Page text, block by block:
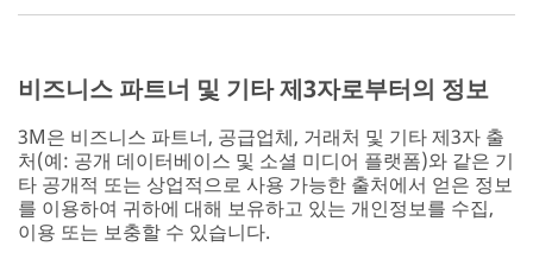
비즈니스 파트너 및 기타 제3자로부터의 정보
3M은 비즈니스 파트너, 공급업체, 거래처 및 기타 제3자 출
처(예: 공개 데이터베이스 및 소셜 미디어 플랫폼)와 같은 기
타 공개적 또는 상업적으로 사용 가능한 출처에서 얻은 정보
를 이용하여 귀하에 대해 보유하고 있는 개인정보를 수집,
이용 또는 보충할 수 있습니다.